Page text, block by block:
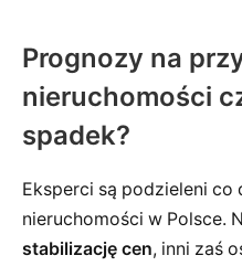
Prognozy na
nieruchomości
spadek?
Eksperci są podzieleni co
nieruchomości w Polsce.
stabilizację cen, inni zaś